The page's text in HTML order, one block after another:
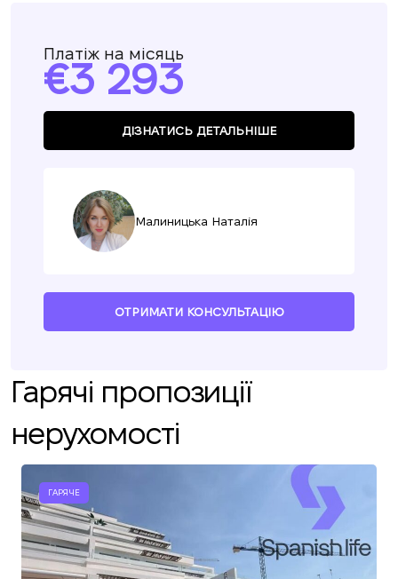
Платіж на місяць
3 293
ДІЗНАТИСЬ ДЕТАЛЬНІШЕ
Малиницька Наталія
ОТРИМАТИ КОНСУЛЬТАЦІЮ
Гарячі пропозиції
нерухомості
ГАРЯЧЕ